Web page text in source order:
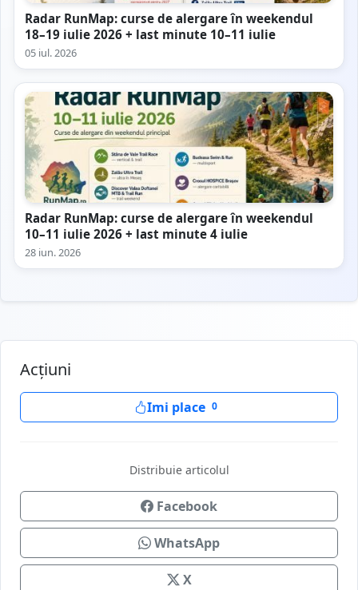
Radar RunMap: curse de alergare în weekendul
18–19 iulie 2026 + last minute 10–11 iulie
05 iul. 2026
Radar RunMap: curse de alergare în weekendul
10–11 iulie 2026 + last minute 4 iulie
28 iun. 2026
Acțiuni
Imi place 0
Distribuie articolul
Facebook
WhatsApp
X